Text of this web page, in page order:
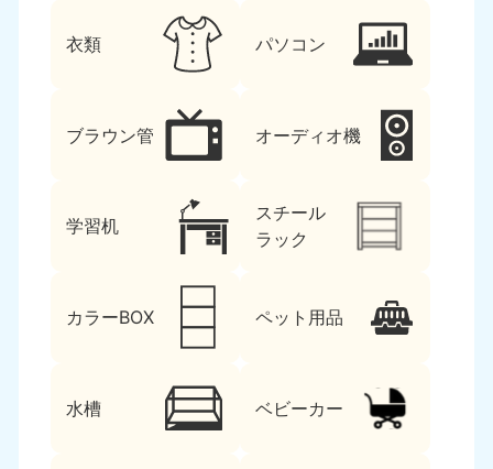
衣類 パソコン
ブラウン管 オーディオ機
学習机
スチール
ラック
カラーBOX ペット用品
水槽 ベビーカー